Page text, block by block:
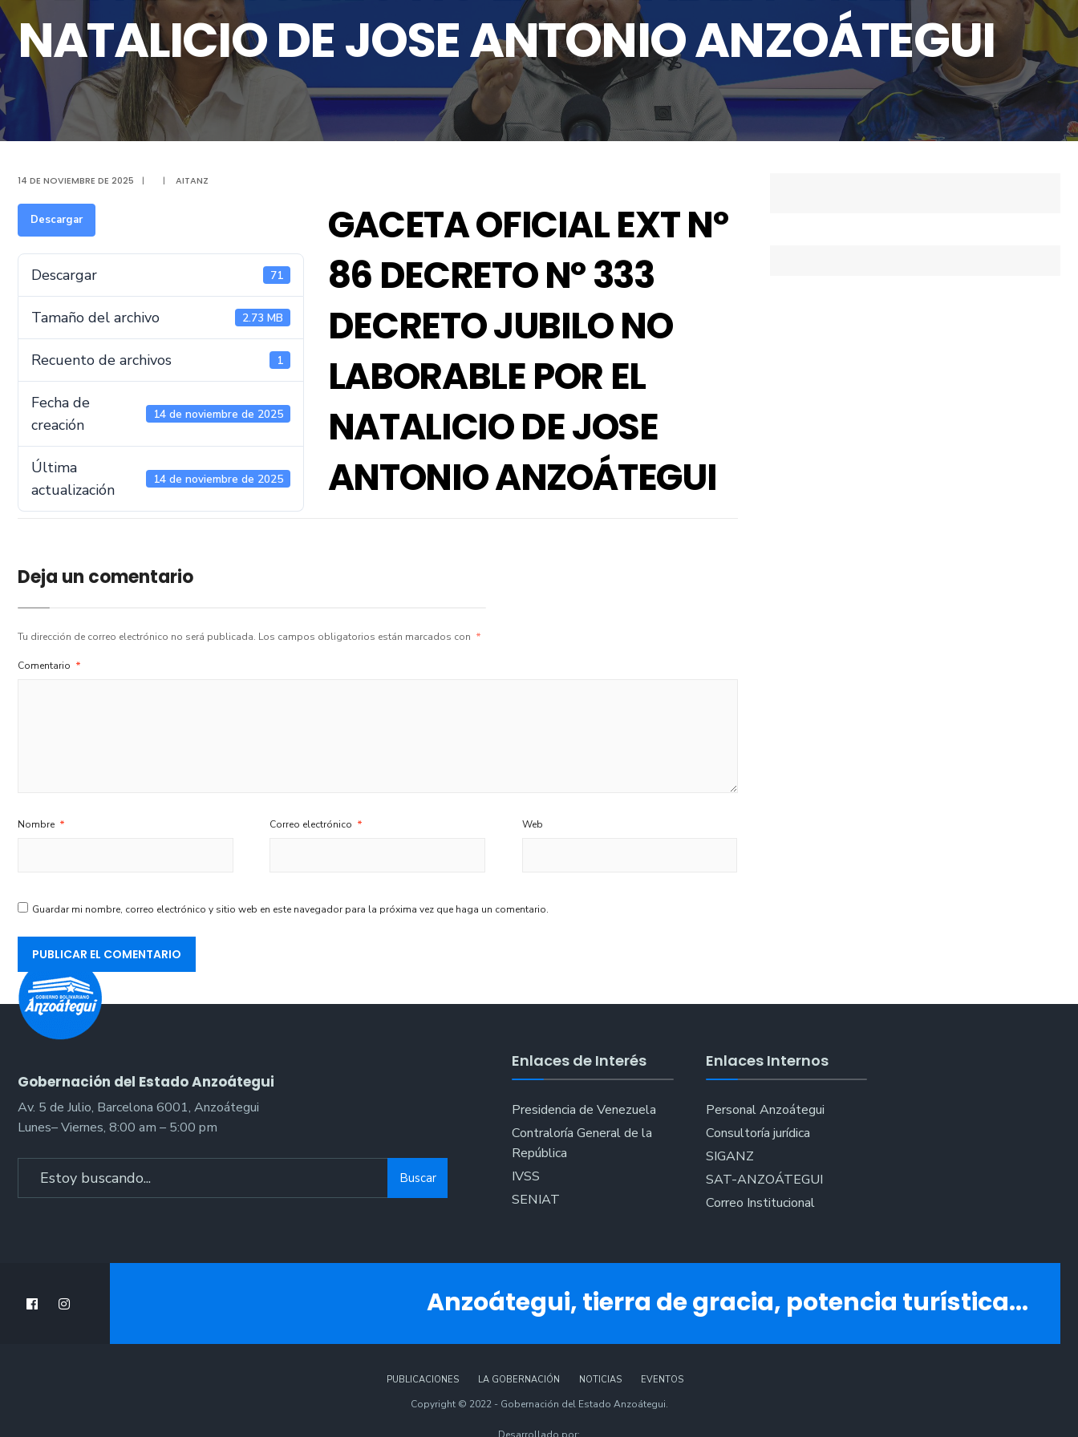
NATALICIO DE JOSE ANTONIO ANZOÁTEGUI
14 DE NOVIEMBRE DE 2025 | | AITANZ
Descargar
Descargar 71
Tamaño del archivo 2.73 MB
Recuento de archivos 1
Fecha de
creación
14 de noviembre de 2025
Última
actualización
14 de noviembre de 2025
GACETA OFICIAL EXT Nº
86 DECRETO Nº 333
DECRETO JUBILO NO
LABORABLE POR EL
NATALICIO DE JOSE
ANTONIO ANZOÁTEGUI
Deja un comentario
Tu dirección de correo electrónico no será publicada. Los campos obligatorios están marcados con *
Comentario *
Nombre * Correo electrónico * Web
Guardar mi nombre, correo electrónico y sitio web en este navegador para la próxima vez que haga un comentario.
Gobernación del Estado Anzoátegui
Av. 5 de Julio, Barcelona 6001, Anzoátegui
Lunes– Viernes, 8:00 am – 5:00 pm
Buscar
Enlaces de Interés
Presidencia de Venezuela
Contraloría General de la
República
IVSS
SENIAT
Enlaces Internos
Personal Anzoátegui
Consultoría jurídica
SIGANZ
SAT-ANZOÁTEGUI
Correo Institucional
Anzoátegui, tierra de gracia, potencia turística...
PUBLICACIONES LA GOBERNACIÓN NOTICIAS EVENTOS
Copyright © 2022 - Gobernación del Estado Anzoátegui.